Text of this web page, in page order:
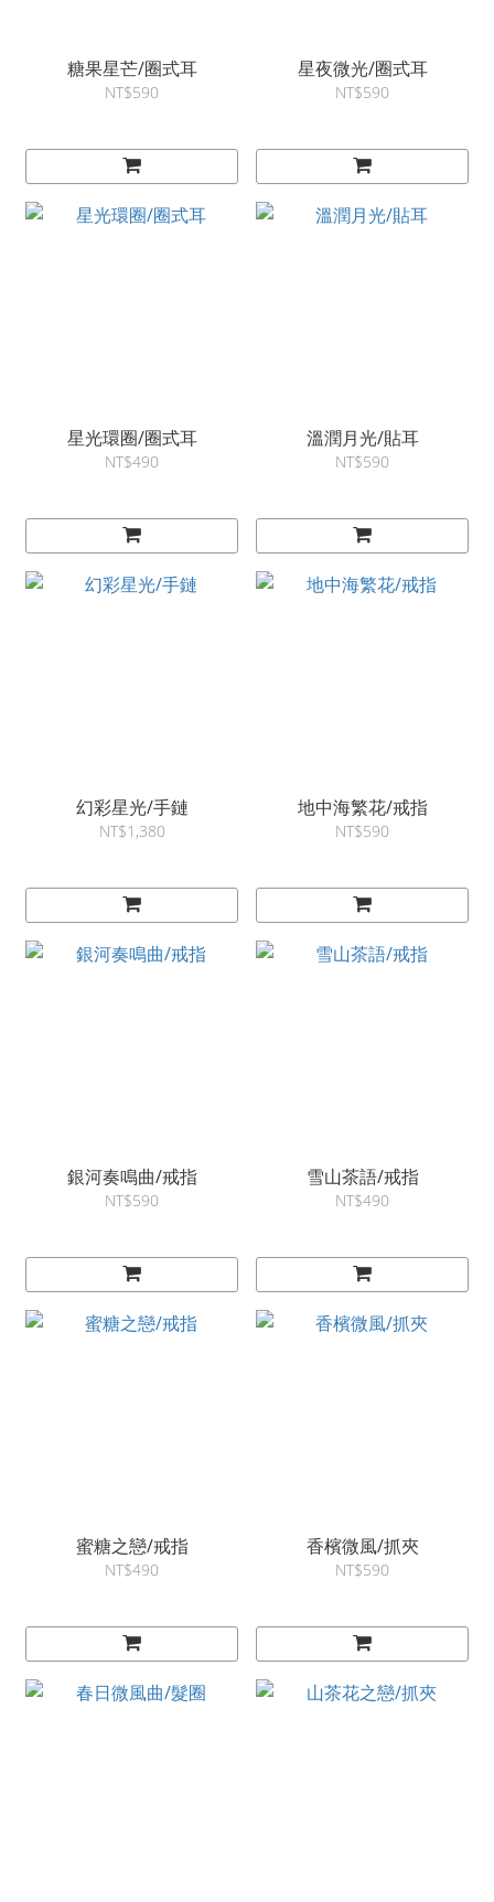
糖果星芒/圈式耳
NT$590
星夜微光/圈式耳
NT$590
星光環圈/圈式耳
NT$490
溫潤月光/貼耳
NT$590
幻彩星光/手鏈
NT$1,380
地中海繁花/戒指
NT$590
銀河奏鳴曲/戒指
NT$590
雪山茶語/戒指
NT$490
蜜糖之戀/戒指
NT$490
香檳微風/抓夾
NT$590